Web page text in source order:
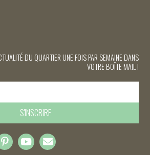
DU QUARTIER UNE FOIS PAR SEMAINE DANS
VOTRE BOÎTE MAIL !